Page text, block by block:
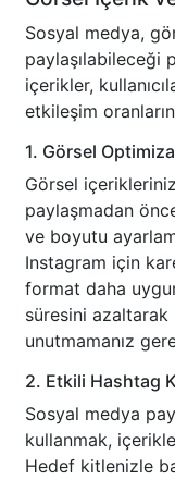
Sosyal medya,
paylaşılabileceği
içerikler,
etkileşim
1. Görsel
Görsel
paylaşmadan
ve boyutu
Instagram için
format daha
süresini
unutmamanız
2. Etkili Hashtag
Sosyal medya
kullanmak,
Hedef kitlenizle